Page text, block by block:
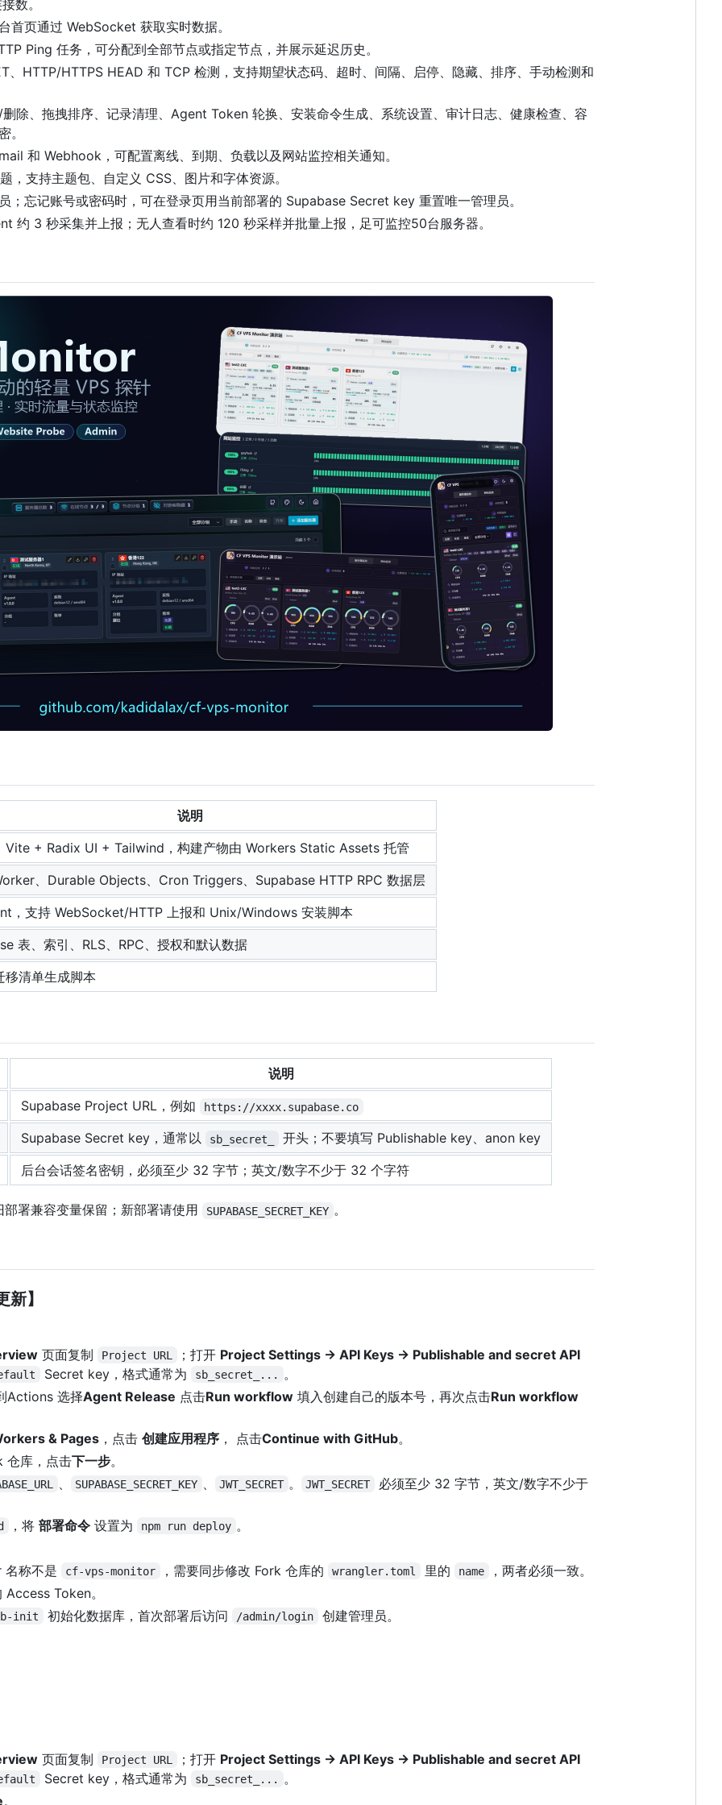
数。
首页通过 WebSocket 获取实时数据。
Ping 任务，可分配到全部节点或指定节点，并展示延迟历史。
、HTTP/HTTPS HEAD 和 TCP 检测，支持期望状态码、超时、间隔、启停、隐藏、排序、手动检测和
除、拖拽排序、记录清理、Agent Token 轮换、安装命令生成、系统设置、审计日志、健康检查、容
。
和 Webhook，可配置离线、到期、负载以及网站监控相关通知。
，支持主题包、自定义 CSS、图片和字体资源。
；忘记账号或密码时，可在登录页用当前部署的 Supabase Secret key 重置唯一管理员。
约 3 秒采集并上报；无人查看时约 120 秒采样并批量上报，足可监控50台服务器。
说明
Vite + Radix UI + Tailwind，构建产物由 Workers Static Assets 托管
、Durable Objects、Cron Triggers、Supabase HTTP RPC 数据层
，支持 WebSocket/HTTP 上报和 Unix/Windows 安装脚本
表、索引、RLS、RPC、授权和默认数据
移清单生成脚本
说明
Supabase Project URL，例如
https://xxxx.supabase.co
Supabase Secret key，通常以 sb_secret_
开头；不要填写 Publishable key、anon key
后台会话签名密钥，必须至少 32 字节；英文/数字不少于 32 个字符
署兼容变量保留；新部署请使用 SUPABASE_SECRET_KEY 。
】
页面复制 Project URL ；打开 Project Settings -> API Keys -> Publishable and secret API
Secret key，格式通常为 sb_secret_...
。
Actions 选择Agent Release 点击Run workflow 填入创建自己的版本号，再次点击Run workflow
& Pages ，点击 创建应用程序 ， 点击Continue with GitHub。
仓库，点击下一步。
SUPABASE_SECRET_KEY JWT_SECRET 。 JWT_SECRET 必须至少 32 字节，英文/数字不少于
，将 部署命令设置为 npm run deploy 。
称不是 cf-vps-monitor ，需要同步修改 Fork 仓库的 wrangler.toml 里的 name
，两者必须一致。
Token。
init 初始化数据库，首次部署后访问 /admin/login 创建管理员。
页面复制 Project URL ；打开 Project Settings -> API Keys -> Publishable and secret API
Secret key，格式通常为 sb_secret_...
。
。